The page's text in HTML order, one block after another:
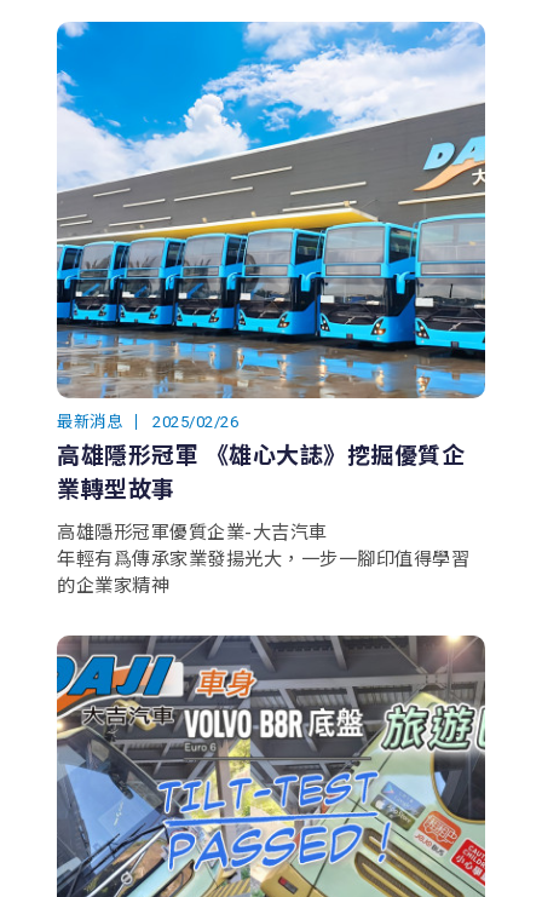
最新消息 2025/02/26
高雄隱形冠軍 《雄心大誌》挖掘優質企
業轉型故事
高雄隱形冠軍優質企業-大吉汽車
年輕有爲傳承家業發揚光大，一步一腳印值得學習
的企業家精神